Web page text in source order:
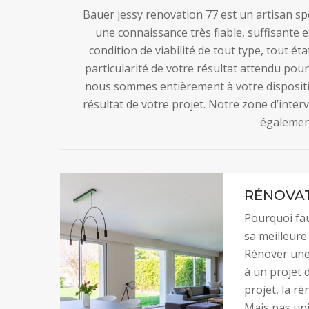
Bauer jessy renovation 77 est un artisan
une connaissance très fiable, suffisante
condition de viabilité de tout type, tout
particularité de votre résultat attendu
nous sommes entièrement à votre
résultat de votre projet. Notre zone
Pourquoi
sa
Rénover
à un projet
projet, la